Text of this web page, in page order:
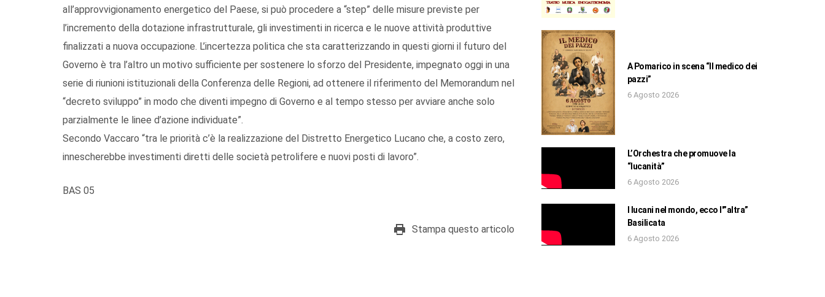
all’approvvigionamento energetico del Paese, si può procedere a “step” delle misure previste per
l’incremento della dotazione infrastrutturale, gli investimenti in ricerca e le nuove attività produttive
finalizzati a nuova occupazione. L’incertezza politica che sta caratterizzando in questi giorni il futuro del
Governo è tra l’altro un motivo sufficiente per sostenere lo sforzo del Presidente, impegnato oggi in una
serie di riunioni istituzionali della Conferenza delle Regioni, ad ottenere il riferimento del Memorandum nel
“decreto sviluppo” in modo che diventi impegno di Governo e al tempo stesso per avviare anche solo
parzialmente le linee d’azione individuate”.
Secondo Vaccaro “tra le priorità c’è la realizzazione del Distretto Energetico Lucano che, a costo zero,
innescherebbe investimenti diretti delle società petrolifere e nuovi posti di lavoro”.
BAS 05
Stampa questo articolo
A Pomarico in scena “Il medico dei
pazzi”
6 Agosto 2026
L’Orchestra che promuove la
“lucanità”
6 Agosto 2026
I lucani nel mondo, ecco l'”altra”
Basilicata
6 Agosto 2026